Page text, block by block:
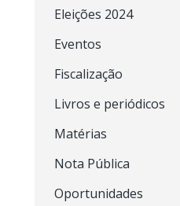
Eleições 2024
Eventos
Fiscalização
Livros e periódicos
Matérias
Nota Pública
Oportunidades